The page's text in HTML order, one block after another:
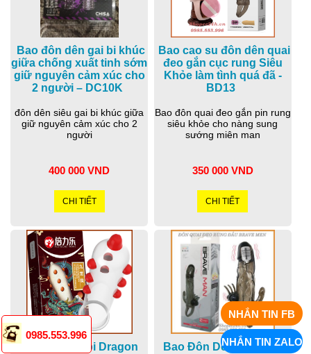
Bao đôn dên gai bi khúc
giữa chống xuất tinh sớm
giữ nguyên cảm xúc cho
2 người – DC10K
đôn dên siêu gai bi khúc giữa
giữ nguyên cảm xúc cho 2
người
400 000 VND
CHI TIẾT
Bao cao su đôn dên quai
đeo gắn cục rung Siêu
Khỏe làm tình quá đã -
BD13
Bao đôn quai đeo gắn pin rung
siêu khỏe cho nàng sung
sướng miên man
350 000 VND
CHI TIẾT
Bao cao su bi Dragon
Bao Đôn Dên Quai Đeo
0985.553.996
NHẮN TIN FB
NHẮN TIN ZALO